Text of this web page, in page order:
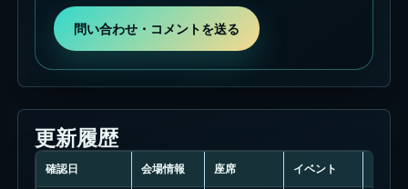
問い合わせ・コメントを送る
更新履歴
確認日 会場情報 座席 イベント